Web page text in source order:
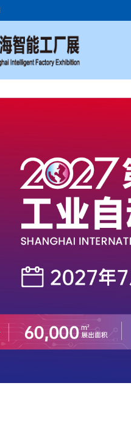
关于展会
展会现场
广告投放
参展流程
往届展商
展位价格
参观注册
签证服务